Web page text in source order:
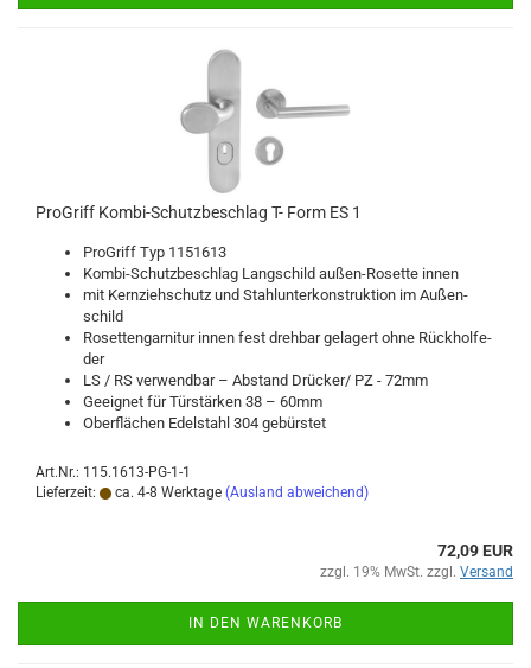
Pro­Griff Kombi-​​Schutz­be­schlag T- Form ES 1
Pro­Griff Typ 1151613
Kombi-​Schutzbeschlag Lang­schild außen-​Rosette innen
mit Kern­zieh­schutz und Stahl­un­ter­kon­struk­ti­on im Au­ßen­
schild
Ro­set­ten­gar­ni­tur innen fest dreh­bar ge­la­gert ohne Rück­hol­fe­
der
LS / RS ver­wend­bar – Ab­stand Drü­cker/ PZ - 72mm
Ge­eig­net für Tür­stär­ken 38 – 60mm
Ober­flä­chen Edel­stahl 304 ge­bürs­tet
Art.Nr.: 115.1613-PG-1-1
Lieferzeit:
ca. 4-8 Werktage (Ausland abweichend)
72,09 EUR
zzgl. 19% MwSt. zzgl. Versand
IN DEN WARENKORB